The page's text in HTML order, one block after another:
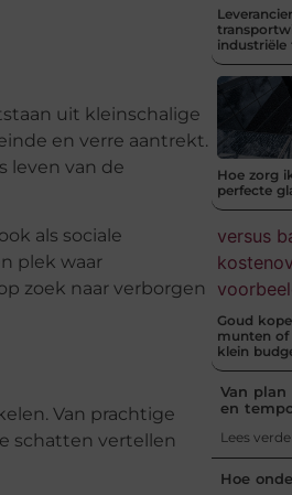
uit kleinschalige
en verre aantrekt.
leven van de
als sociale
plek waar
zoek naar verborgen
Van prachtige
schatten vertellen
industriële
Hoe zorg
perfecte
Goud
munten of
klein
Van
en
Lees
Hoe